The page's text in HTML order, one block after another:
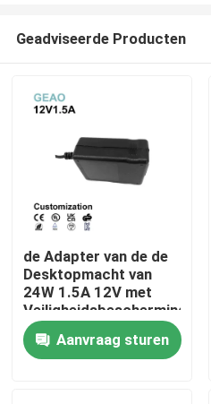
Producten
Videos
Geadviseerde Producten
de Adapter van de de
Desktopmacht van
24W 1.5A 12V met
Veiligheidsbescherming
PSE
Aanvraag sturen